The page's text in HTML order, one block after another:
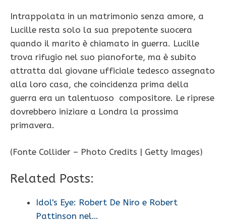
Intrappolata in un matrimonio senza amore, a
Lucille resta solo la sua prepotente suocera
quando il marito è chiamato in guerra. Lucille
trova rifugio nel suo pianoforte, ma è subito
attratta dal giovane ufficiale tedesco assegnato
alla loro casa, che coincidenza prima della
guerra era un talentuoso compositore. Le riprese
dovrebbero iniziare a Londra la prossima
primavera.
(Fonte Collider – Photo Credits | Getty Images)
Related Posts:
Idol's Eye: Robert De Niro e Robert
Pattinson nel…